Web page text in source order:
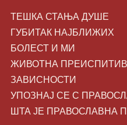
ТЕШКА СТАЊА ДУШЕ
ГУБИТАК НАЈБЛИЖИХ
БОЛЕСТ И МИ
ЖИВОТНA
ЗАВИСНОСТИ
УПОЗНАЈ СЕ С
ШТА ЈЕ ПРАВОСЛАВНА